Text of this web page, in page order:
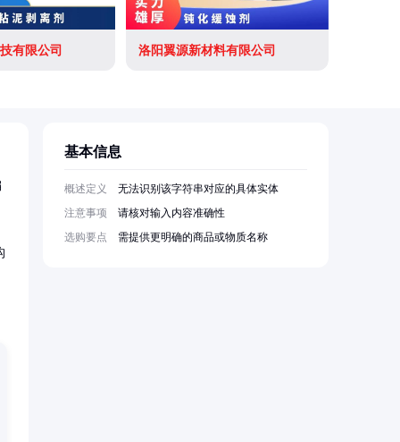
有限公司 洛阳翼源新材料有限公司
基本信息
概述定义
无法识别该字符串对应的具体实体
注意事项
请核对输入内容准确性
选购要点
需提供更明确的商品或物质名称